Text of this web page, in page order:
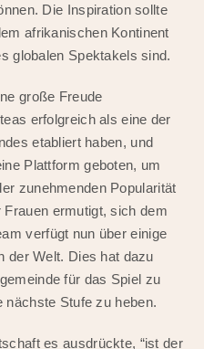
Die Inspiration sollte
afrikanischen Kontinent
globalen Spektakels sind.
große Freude
erfolgreich als eine der
etabliert haben, und
Plattform geboten, um
zunehmenden Popularität
ermutigt, sich dem
verfügt nun über einige
der Welt. Dies hat dazu
für das Spiel zu
nächste Stufe zu heben.
es ausdrückte, “ist der